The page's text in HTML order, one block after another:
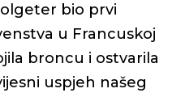
bio prvi
u Francuskoj
broncu i ostvarila
uspjeh našeg